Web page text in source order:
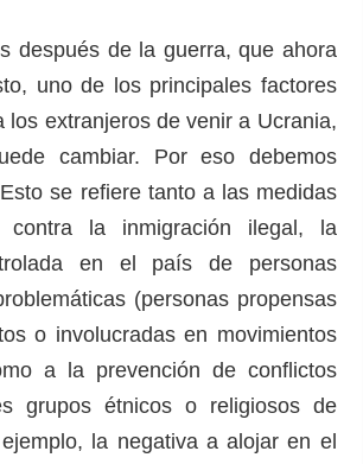
después de la guerra, que ahora
uno de los principales factores
los extranjeros de venir a Ucrania,
cambiar. Por eso debemos
se refiere tanto a las medidas
contra la inmigración ilegal, la
en el país de personas
(personas propensas
o involucradas en movimientos
a la prevención de conflictos
grupos étnicos o religiosos de
la negativa a alojar en el